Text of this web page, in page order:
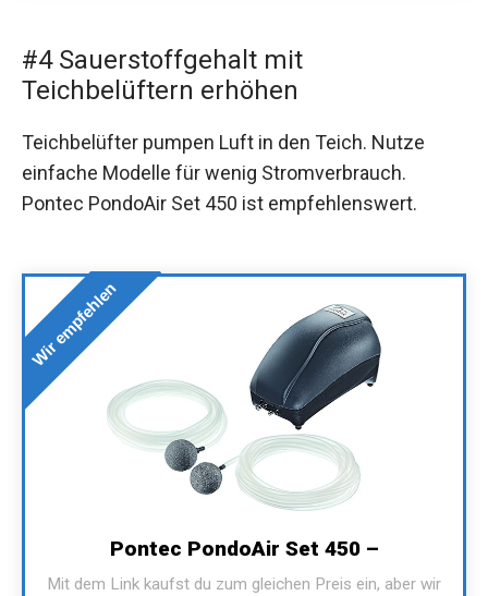
#4 Sauerstoffgehalt mit
Teichbelüftern erhöhen
Teichbelüfter pumpen Luft in den Teich. Nutze
einfache Modelle für wenig Stromverbrauch.
Pontec PondoAir Set 450 ist empfehlenswert.
Wir empfehlen
Pontec PondoAir Set 450 –
Mit dem Link kaufst du zum gleichen Preis ein, aber wir